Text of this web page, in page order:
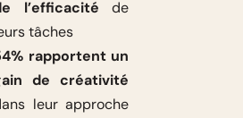
l’efficacité de
tâches
rapportent un
de créativité
leur approche